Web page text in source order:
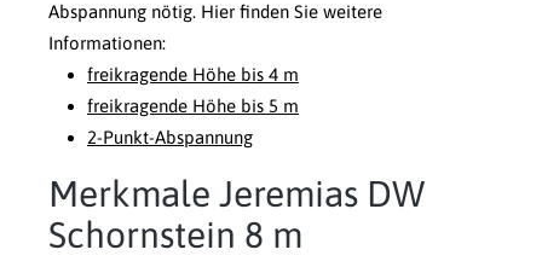
Abspannung nötig. Hier finden Sie weitere
Informationen:
freikragende Höhe bis 4 m
freikragende Höhe bis 5 m
2-Punkt-Abspannung
Merkmale Jeremias DW
Schornstein 8 m